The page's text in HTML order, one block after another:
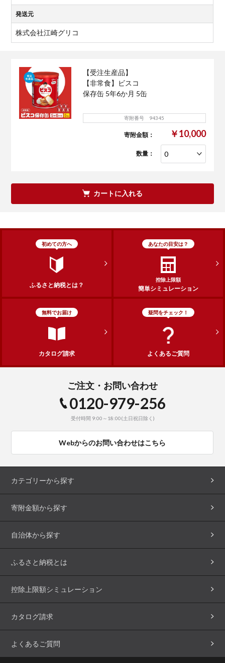
発送元
株式会社江崎グリコ
【受注生産品】
【非常食】ビスコ
保存缶 5年6か月 5缶
寄附番号 94345
寄附金額： ￥10,000
数量：
カートに入れる
初めての方へ
ふるさと納税とは？
あなたの目安は？
控除上限額
簡単シミュレーション
無料でお届け
カタログ請求
疑問をチェック！
よくあるご質問
ご注文・お問い合わせ
0120-979-256
受付時間 9:00～18:00(土日祝日除く)
Webからのお問い合わせはこちら
カテゴリーから探す
寄附金額から探す
自治体から探す
ふるさと納税とは
控除上限額シミュレーション
カタログ請求
よくあるご質問